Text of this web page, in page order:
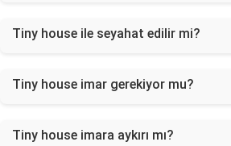
Tiny house ile seyahat edilir mi?
Tiny house imar gerekiyor mu?
Tiny house imara aykırı mı?